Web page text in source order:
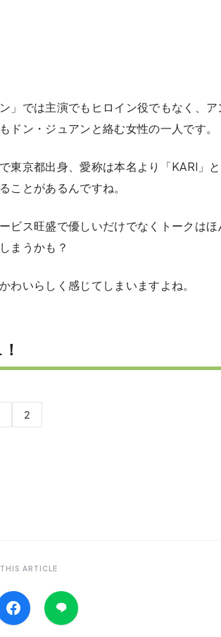
」では主演でもヒロイン役でもなく、ア
ドン・ジュアンと絡む女性の一人です。
東京都出身、愛称は本名より「KARI」
ことがあるんですね。
ビス旺盛で優しいだけでなくトークはほ
まうかも？
わいらしく感じてしまいますよね。
2
ARTICLE